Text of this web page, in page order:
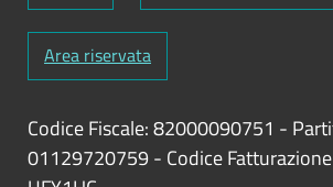
Area riservata
Codice Fiscale: 82000090751 -
01129720759- Codice